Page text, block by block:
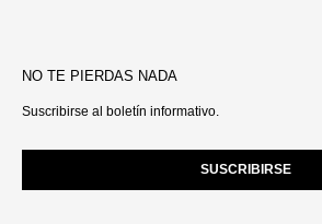
NO TE PIERDAS NADA
Suscribirse al boletín informativo.
SUSCRIBIRSE